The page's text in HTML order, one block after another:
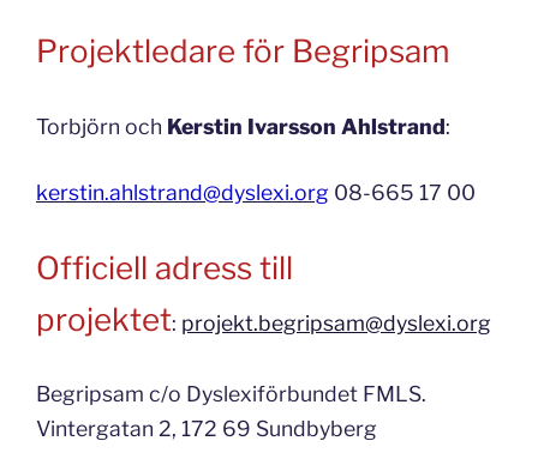
Projektledare för Begripsam
Torbjörn och Kerstin Ivarsson Ahlstrand:
kerstin.ahlstrand@dyslexi.org 08-665 17 00
Officiell adress till
projektet: projekt.begripsam@dyslexi.org
Begripsam c/o Dyslexiförbundet FMLS.
Vintergatan 2, 172 69 Sundbyberg